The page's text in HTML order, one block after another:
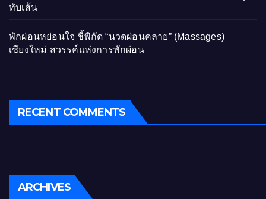
ทับเส้น
พักผ่อนหย่อนใจ ชี้พิกัด “นวดผ่อนคลาย” (Massages)
เชียงใหม่ สวรรค์แห่งการพักผ่อน
RECENT COMMENTS
ARCHIVES